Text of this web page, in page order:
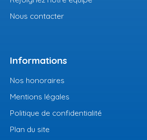
Nous contacter
Informations
Nos honoraires
Mentions légales
Politique de confidentialité
Plan du site